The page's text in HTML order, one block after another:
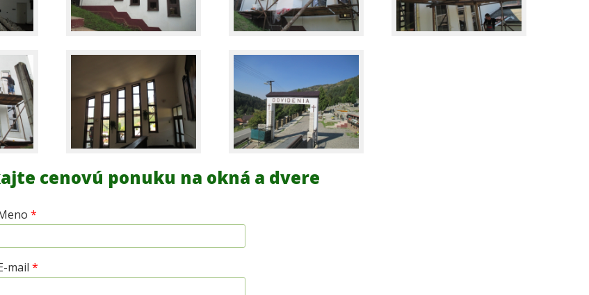
cenovú ponuku na okná a dvere
*
mail *